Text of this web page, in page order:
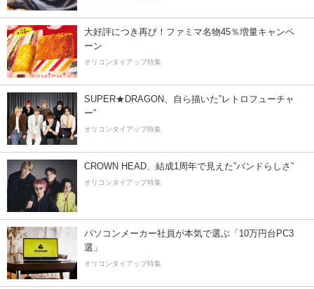
大好評につき再び！ファミマ名物45％増量キャンペ
ーン
オリコンタイアップ特集
SUPER★DRAGON、自ら描いた”レトロフューチャ
ー”
オリコンタイアップ特集
CROWN HEAD、結成1周年で見えた”バンドらしさ”
オリコンタイアップ特集
パソコンメーカー社員が本気で選ぶ「10万円台PC3
選」
オリコンタイアップ特集